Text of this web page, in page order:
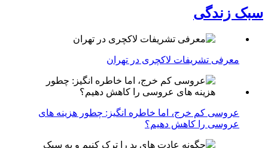
سبک زندگی
معرفی تشریفات لاکچری در تهران
عروسی کم خرج، اما خاطره انگیز: چطور هزینه های
عروسی را کاهش دهیم؟